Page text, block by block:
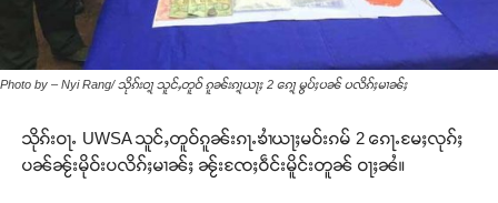
Photo by – Nyi Rang/ သိုၵ်းဝႃ့ သူင်ႇတူဝ် ၵူၼ်းၵႃ့ယႃႈ 2 ၵေႃ့ မွပ်ႈပၼ် ပလိၵ်ႈမၢၼ်ႈ
သိုၵ်းဝႃႉ UWSA သူင်ႇတူဝ်ၵူၼ်းၵႃႉၶၢႆယႃႈမဝ်းၵမ် 2 ၵေႃႉမႄႈလုၵ်ႈ
ပၼ်ၼႂ်းမိုဝ်းပလိၵ်ႈမၢၼ်ႈ ၼႂ်းၸႄႈဝဵင်းမိူင်းတူၼ် ဝႃႈၼႆ။